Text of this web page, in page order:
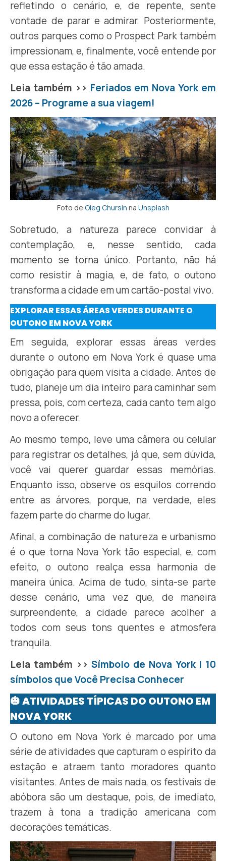
refletindo o cenário, e, de repente, sente
vontade de parar e admirar. Posteriormente,
outros parques como o Prospect Park também
impressionam, e, finalmente, você entende por
que essa estação é tão amada.
Leia também >> Feriados em Nova York em
2026 – Programe a sua viagem!
Foto de Oleg Chursin na Unsplash
Sobretudo, a natureza parece convidar à
contemplação, e, nesse sentido, cada
momento se torna único. Portanto, não há
como resistir à magia, e, de fato, o outono
transforma a cidade em um cartão-postal vivo.
EXPLORAR ESSAS ÁREAS VERDES DURANTE O
OUTONO EM NOVA YORK
Em seguida, explorar essas áreas verdes
durante o outono em Nova York é quase uma
obrigação para quem visita a cidade. Antes de
tudo, planeje um dia inteiro para caminhar sem
pressa, pois, com certeza, cada canto tem algo
novo a oferecer.
Ao mesmo tempo, leve uma câmera ou celular
para registrar os detalhes, já que, sem dúvida,
você vai querer guardar essas memórias.
Enquanto isso, observe os esquilos correndo
entre as árvores, porque, na verdade, eles
fazem parte do charme do lugar.
Afinal, a combinação de natureza e urbanismo
é o que torna Nova York tão especial, e, com
efeito, o outono realça essa harmonia de
maneira única. Acima de tudo, sinta-se parte
desse cenário, uma vez que, de maneira
surpreendente, a cidade parece acolher a
todos com seus tons quentes e atmosfera
tranquila.
Leia também >>Símbolo de Nova York | 10
símbolos que Você Precisa Conhecer
🎃 ATIVIDADES TÍPICAS DO OUTONO EM
NOVA YORK
O outono em Nova York é marcado por uma
série de atividades que capturam o espírito da
estação e atraem tanto moradores quanto
visitantes. Antes de mais nada, os festivais de
abóbora são um destaque, pois, de imediato,
trazem à tona a tradição americana com
decorações temáticas.